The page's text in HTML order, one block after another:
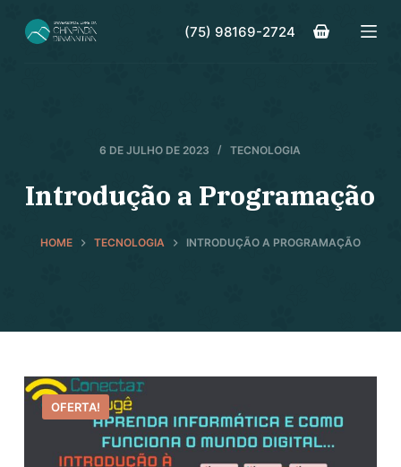
d
(75) 98169-2724
6 DE JULHO DE 2023 TECNOLOGIA
Introdução a Programação
HOME TECNOLOGIA INTRODUÇÃO A PROGRAMAÇÃO
OFERTA!